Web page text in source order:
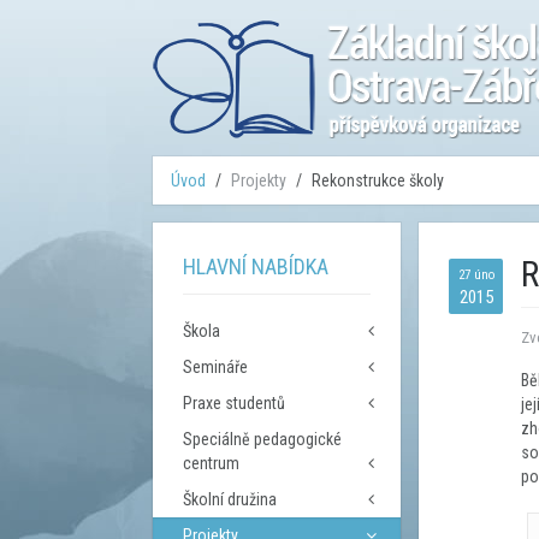
Úvod Projekty Rekonstrukce školy
27 úno
2015
HLAVNÍ NABÍDKA
Škola
Úvod - Základní informace
Kontakty
Dokumenty
Výroční zprávy
Semináře
Seznam seminářů
Praxe studentů
Kontakty
Speciálně pedagogické
centrum
Úvod
Kontakty
Školní družina